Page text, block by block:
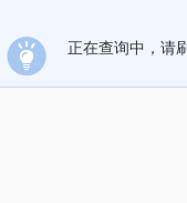
正在查询中，请